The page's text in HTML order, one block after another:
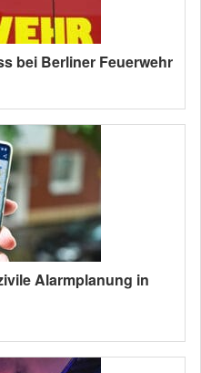
bei Berliner Feuerwehr
Alarmplanung in